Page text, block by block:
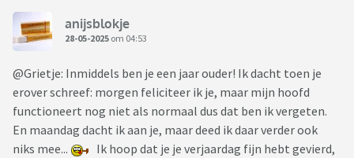
anijsblokje
28-05-2025 om 04:53
@Grietje: Inmiddels ben je een jaar ouder! Ik dacht toen je
erover schreef: morgen feliciteer ik je, maar mijn hoofd
functioneert nog niet als normaal dus dat ben ik vergeten.
En maandag dacht ik aan je, maar deed ik daar verder ook
niks mee...
Ik hoop dat je je verjaardag fijn hebt gevierd,